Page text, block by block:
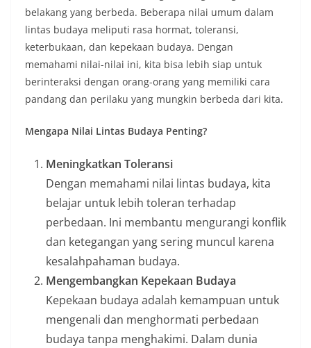
belakang yang berbeda. Beberapa nilai umum dalam
lintas budaya meliputi rasa hormat, toleransi,
keterbukaan, dan kepekaan budaya. Dengan
memahami nilai-nilai ini, kita bisa lebih siap untuk
berinteraksi dengan orang-orang yang memiliki cara
pandang dan perilaku yang mungkin berbeda dari kita.
Mengapa Nilai Lintas Budaya Penting?
Meningkatkan Toleransi
Dengan memahami nilai lintas budaya, kita
belajar untuk lebih toleran terhadap
perbedaan. Ini membantu mengurangi konflik
dan ketegangan yang sering muncul karena
kesalahpahaman budaya.
Mengembangkan Kepekaan Budaya
Kepekaan budaya adalah kemampuan untuk
mengenali dan menghormati perbedaan
budaya tanpa menghakimi. Dalam dunia